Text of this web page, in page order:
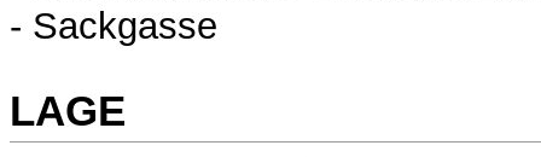
- Sackgasse
LAGE